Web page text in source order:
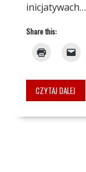
inicjatywach…
Share this:
CZYTAJ DALEJ